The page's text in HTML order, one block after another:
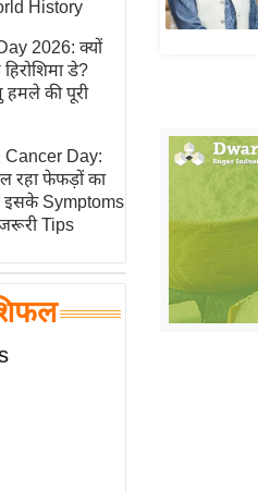
History
2026: क्यों
डे?
हमले की पूरी
Cancer Day:
रहा फेफड़ों का
इसके Symptoms
Tips